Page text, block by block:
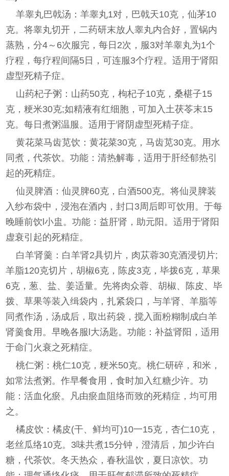
羊睾丸巴戟汤：羊睾丸1对，巴戟天10克，仙茅10
克。将睾丸切开，二药研末放人睾丸内合好，置锅内
蒸熟，分4～6次服完，每日2次，服3对羊睾丸为1个
疗程，每疗程间隔5日，可连服3个疗程。适用于肾阳
虚型死精子症。
山药杞子粥：山药50克，枸杞子10克，桑椹子15
克，粳米30克;如精液有红细胞，可加入土茯苓末15
克。每日煮粥温服。适用于肾阴虚型死精子症。
黄花菜马齿苋饮：黄花菜30克，马齿苋30克。用水
同煮，代茶饮。功能：清热解毒，适用于肝经郁热引
起的死精症。
仙灵脾酒：仙灵脾60克，白酒500克。将仙灵脾装
入纱布袋中，浸泡在酒内，封口3周后即可饮用。于每
晚睡前饮l小盅。功能：益肝肾，助元阳。适用于肾阳
虚衰引起的死精症。
白羊肾羹：白羊肾2具切片，肉苁蓉30克酒浸切片;
羊脂120克切片，胡椒6克，陈皮3克，毕拨6克，草果
6克，葱、盐、姜适量。先将肉众蓉、胡椒、陈皮、毕
拨、草果等装入缉袋内，扎紧袋口，与羊肾、羊脂等
同煮作汤，汤成后，取出药袋，搅入面粉糊制成白羊
肾羹食用。早晚各服l大汤匙。功能：补益肾阳，适用
于命门火衰之死精症。
桃仁粥：桃仁10克，粳米50克。桃仁研碎，和米，
如常法煮粥。作早餐食用，食时加入红糖少许。功
能：活血化瘀。凡由瘀血阻络而致的死精症，均可用
之。
橘皮饮：橘皮(干、鲜均可)10一15克，杏仁10克，
老丝瓜络10克。3味共煮15分钟，澄清后，加少许白
糖，代茶饮。冬天热众，春秋温饮，夏日凉饮。功